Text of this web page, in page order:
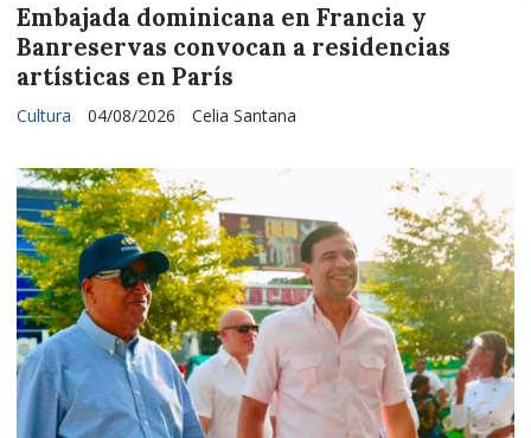
Embajada dominicana en Francia y
Banreservas convocan a residencias
artísticas en París
Celia Santana
Cultura 04/08/2026